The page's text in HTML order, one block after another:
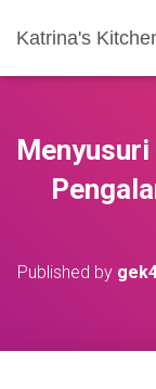
Katrina's
Menyusuri
Published by